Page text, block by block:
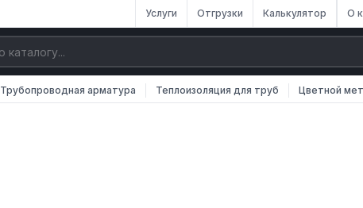
Услуги Отгрузки Калькулятор О
Трубопроводная арматура Теплоизоляция для труб Цветной